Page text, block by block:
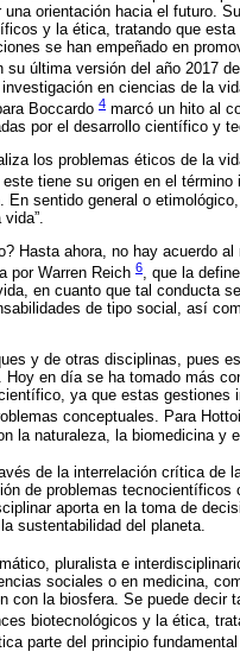
orientación hacia el futuro.
y la ética, tratando que esta
se han empeñado en
su última versión del año 2017
en ciencias de la
Boccardo 4 marcó un hito al
por el desarrollo científico y
los problemas éticos de la
este tiene su origen en el término
En sentido general o etimológico,
Hasta ahora, no hay acuerdo
por Warren Reich 6, que la
en cuanto que tal conducta
de tipo social, así
y de otras disciplinas, pues
en día se ha tomado más
ya que estas gestiones
conceptuales. Para
la naturaleza, la biomedicina y
de la interrelación crítica de
de problemas tecnocientíficos
aporta en la toma de
sustentabilidad del planeta.
pluralista e
sociales o en medicina,
la biosfera. Se puede decir
biotecnológicos y la ética,
parte del principio